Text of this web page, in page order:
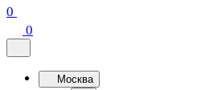
0
0
Москва